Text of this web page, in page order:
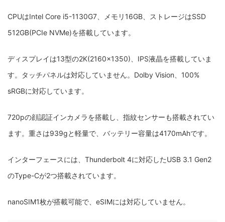
CPUはIntel Core i5-1130G7、メモリ16GB、ストレージはSSD
512GB(PCIe NVMe)を搭載しています。
ディスプレイは13型の2K(2160×1350)、IPS液晶を搭載していま
す。タッチパネルは対応していません。Dolby Vision、100%
sRGBに対応しています。
720pの顔認証インカメラを搭載し、指紋センサーも搭載されてい
ます。重さは939gと軽量で、バッテリー容量は4170mAhです。
インターフェースには、Thunderbolt 4に対応したUSB 3.1 Gen2
のType-Cが2つ搭載されています。
nanoSIM1枚が搭載可能で、eSIMには対応していません。